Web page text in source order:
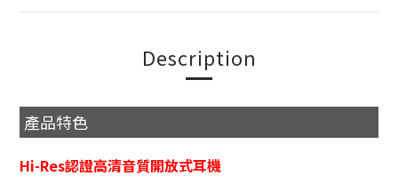
Description
產品特色
Hi-Res認證高清音質開放式耳機